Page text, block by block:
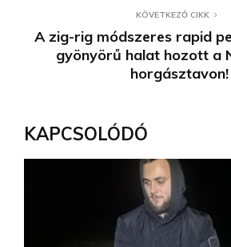
KÖVETKEZŐ CIKK
A zig-rig módszeres rapid
gyönyörű halat hozott a
horgásztavon!
KAPCSOLÓDÓ